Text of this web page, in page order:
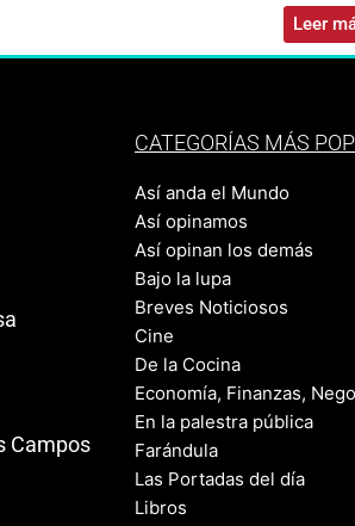
Leer
Campos
CATEGORÍAS MÁS
Así anda el Mundo
Así opinamos
Así opinan los demás
Bajo la lupa
Breves Noticiosos
Cine
De la Cocina
Economía, Finanzas,
En la palestra pública
Farándula
Las Portadas del día
Libros